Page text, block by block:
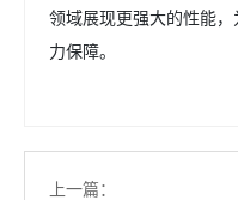
领域展现更强大的性能
力保障。
上一篇：